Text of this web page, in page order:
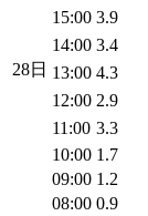
28日
15:00 3.9
14:00 3.4
13:00 4.3
12:00 2.9
11:00 3.3
10:00 1.7
09:00 1.2
08:00 0.9